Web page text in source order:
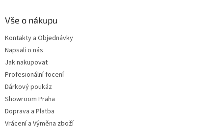
Vše o nákupu
Kontakty a Objednávky
Napsali o nás
Jak nakupovat
Profesionální focení
Dárkový poukáz
Showroom Praha
Doprava a Platba
Vrácení a Výměna zboží